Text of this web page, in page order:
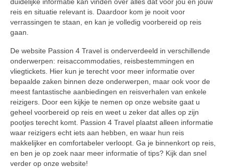
reis en situatie relevant is. Daardoor kom je nooit voor
verrassingen te staan, en kan je volledig voorbereid op reis
gaan.
De website Passion 4 Travel is onderverdeeld in verschillende
onderwerpen: reisaccommodaties, reisbestemmingen en
vliegtickets. Hier kun je terecht voor meer informatie over
bepaalde zaken binnen deze onderwerpen, maar ook voor de
meest fantastische aanbiedingen en reisverhalen van enkele
reizigers. Door een kijkje te nemen op onze website gaat u
geheel voorbereid op reis en weet u zeker dat alles op zijn
pootjes terecht komt. Passion 4 Travel plaatst alleen informatie
waar reizigers echt iets aan hebben, en waar hun reis
makkelijker en comfortabeler verloopt. Ga je binnenkort op reis,
en ben je op zoek naar meer informatie of tips? Kijk dan snel
verder op onze website!